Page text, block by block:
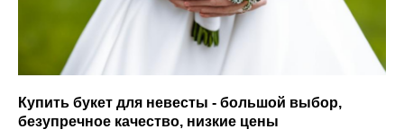
Купить букет для невесты - большой выбор,
безупречное качество, низкие цены